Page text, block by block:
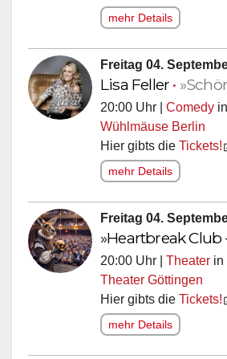
mehr Details
Freitag 04.
Lisa Feller •
20:00 Uhr | Comedy in
Wühlmäuse Berlin
Hier gibts die Tickets!
mehr Details
Freitag 04.
»Heartbreak
20:00 Uhr | Theater in
Theater Göttingen
Hier gibts die Tickets!
mehr Details